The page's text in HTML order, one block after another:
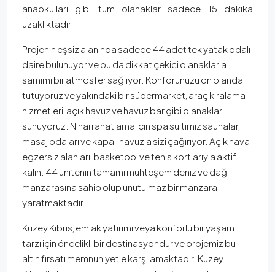
anaokulları gibi tüm olanaklar sadece 15 dakika
uzaklıktadır.
Projenin eşsiz alanında sadece 44 adet tek yatak odalı
daire bulunuyor ve bu da dikkat çekici olanaklarla
samimi bir atmosfer sağlıyor. Konforunuzu ön planda
tutuyoruz ve yakındaki bir süpermarket, araç kiralama
hizmetleri, açık havuz ve havuz bar gibi olanaklar
sunuyoruz. Nihai rahatlama için spa süitimiz saunalar,
masaj odaları ve kapalı havuzla sizi çağırıyor. Açık hava
egzersiz alanları, basketbol ve tenis kortlarıyla aktif
kalın. 44 ünitenin tamamı muhteşem deniz ve dağ
manzarasına sahip olup unutulmaz bir manzara
yaratmaktadır.
Kuzey Kıbrıs, emlak yatırımı veya konforlu bir yaşam
tarzı için öncelikli bir destinasyondur ve projemiz bu
altın fırsatı memnuniyetle karşılamaktadır. Kuzey